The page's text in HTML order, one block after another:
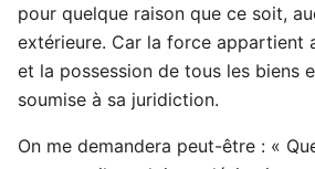
pour quelque raison que ce soit,
extérieure. Car la force appartient
et la possession de tous les biens
soumise à sa juridiction.
On me demandera peut-être : «